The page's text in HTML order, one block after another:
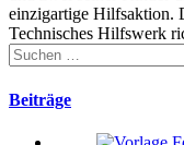
einzigartige Hilfsaktion.
Technisches Hilfswerk
Suchen
nach:
Beiträge